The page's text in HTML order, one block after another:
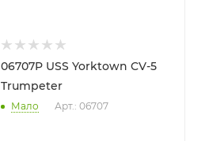
06707P USS Yorktown CV-5
Trumpeter
Мало Арт.: 06707